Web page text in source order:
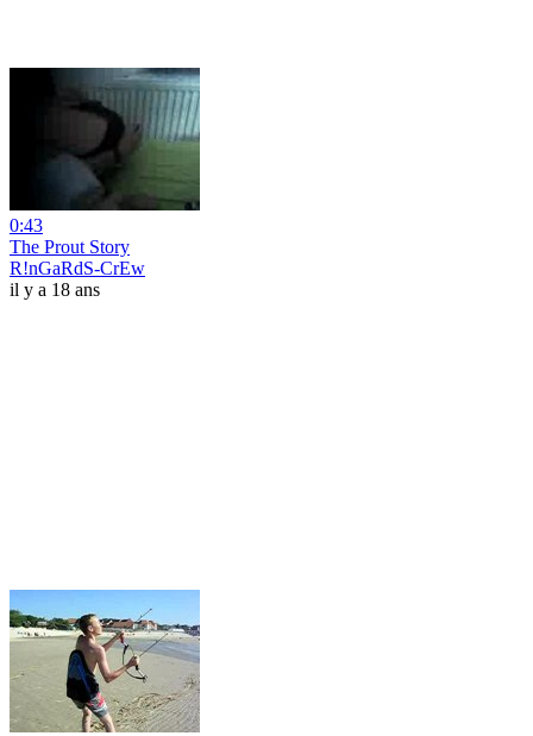
0:43
The Prout Story
R!nGaRdS-CrEw
il y a 18 ans